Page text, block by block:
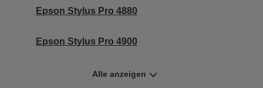
Epson Stylus Pro 4880
Epson Stylus Pro 4900
Alle anzeigen